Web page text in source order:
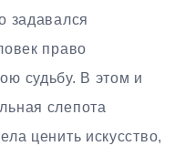
задавался
право
судьбу. В этом и
слепота
ценить искусство,